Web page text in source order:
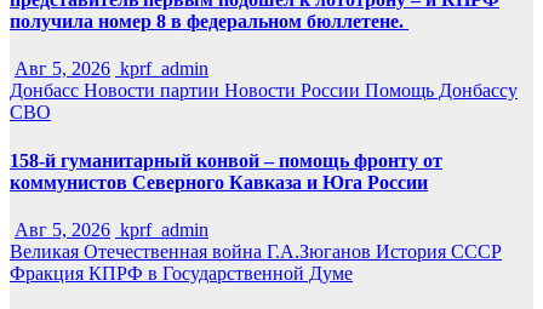
получила номер 8 в федеральном бюллетене.
Авг 5, 2026 kprf_admin
Донбасс Новости партии Новости России Помощь Донбассу
СВО
158-й гуманитарный конвой – помощь фронту от
коммунистов Северного Кавказа и Юга России
Авг 5, 2026 kprf_admin
Великая Отечественная война Г.А.Зюганов История СССР
Фракция КПРФ в Государственной Думе